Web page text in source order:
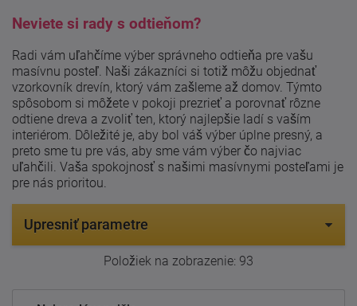
Neviete si rady s odtieňom?
Radi vám uľahčíme výber správneho odtieňa pre vašu
masívnu posteľ. Naši zákazníci si totiž môžu objednať
vzorkovník drevín, ktorý vám zašleme až domov. Týmto
spôsobom si môžete v pokoji prezrieť a porovnať rôzne
odtiene dreva a zvoliť ten, ktorý najlepšie ladí s vaším
interiérom. Dôležité je, aby bol váš výber úplne presný, a
preto sme tu pre vás, aby sme vám výber čo najviac
uľahčili. Vaša spokojnosť s našimi masívnymi posteľami je
pre nás prioritou.
Upresniť parametre
Položiek na zobrazenie: 93